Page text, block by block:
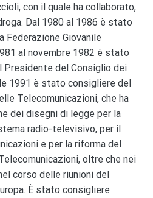
con il quale ha collaborato,
Dal 1980 al 1986 è stato
Federazione Giovanile
al novembre 1982 è stato
Presidente del Consiglio dei
1991 è stato consigliere del
Telecomunicazioni, che ha
dei disegni di legge per la
radio-televisivo, per il
e per la riforma del
oltre che nei
corso delle riunioni del
È stato consigliere